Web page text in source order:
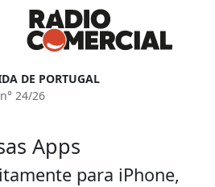
DE PORTUGAL
24/26
Apps
para iPhone,